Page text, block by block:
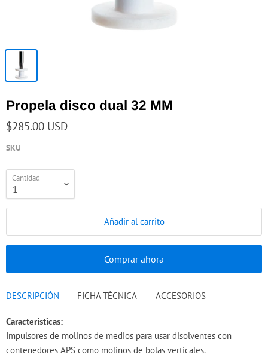
Propela disco dual 32 MM
$285.00 USD
SKU
Cantidad
Añadir al carrito
Comprar ahora
DESCRIPCIÓN FICHA TÉCNICA ACCESORIOS
Características:
Impulsores de molinos de medios para usar disolventes con
contenedores APS como molinos de bolas verticales.